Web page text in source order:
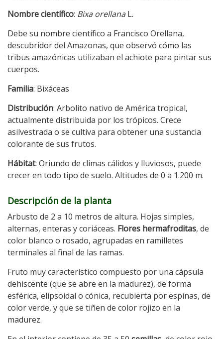
Nombre científico: Bixa orellanaL.
Debe su nombre científico a Francisco Orellana,
descubridor del Amazonas, que observó cómo las
tribus amazónicas utilizaban el achiote para pintar sus
cuerpos.
Familia: Bixáceas
Distribución: Arbolito nativo de América tropical,
actualmente distribuida por los trópicos. Crece
asilvestrada o se cultiva para obtener una sustancia
colorante de sus frutos.
Hábitat: Oriundo de climas cálidos y lluviosos, puede
crecer en todo tipo de suelo. Altitudes de 0 a 1.200 m.
Descripción de la planta
Arbusto de 2 a 10 metros de altura. Hojas simples,
alternas, enteras y coriáceas. Flores hermafroditas, de
color blanco o rosado, agrupadas en ramilletes
terminales al final de las ramas.
Fruto muy característico compuesto por una cápsula
dehiscente (que se abre en la madurez), de forma
esférica, elipsoidal o cónica, recubierta por espinas, de
color verde, y que se tiñen de color rojizo en la
madurez.